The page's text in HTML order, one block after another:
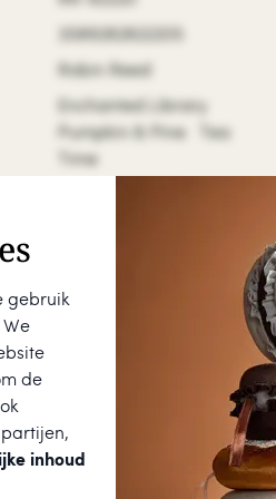
gebruik
de
inhoud
Robin Reed
Enchanted Library
Pumpkin & Pine
Tea
Time
Verenigd Koninkrijk